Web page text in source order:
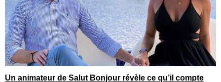
Un animateur de Salut Bonjour révèle ce qu’il compte